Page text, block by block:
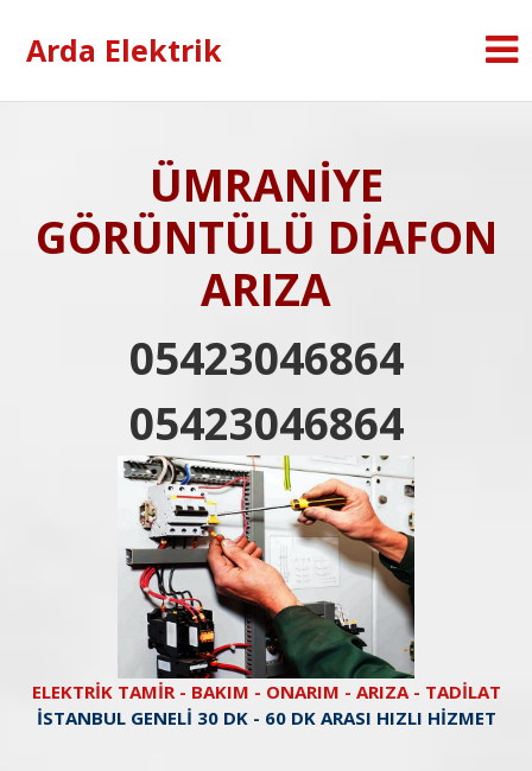
Arda Elektrik
ÜMRANİYE
GÖRÜNTÜLÜ DİAFON
ARIZA
05423046864
05423046864
ELEKTRİK TAMİR - BAKIM - ONARIM - ARIZA - TADİLAT
İSTANBUL GENELİ 30 DK - 60 DK ARASI HIZLI HİZMET